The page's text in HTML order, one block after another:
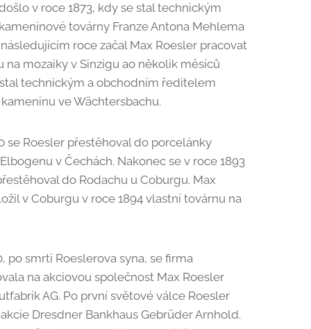
v roce 1873, kdy se stal technickým
továrny Franze Antona Mehlema
roce začal Max Roesler pracovat
na mozaiky v Sinzigu ao několik měsíců
technickým a obchodním ředitelem
ve Wächtersbachu.
se Roesler přestěhoval do porcelánky
v Čechách. Nakonec se v roce 1893
do Rodachu u Coburgu. Max
v Coburgu v roce 1894 vlastní továrnu na
po smrti Roeslerova syna, se firma
na akciovou společnost Max Roesler
AG. Po první světové válce Roesler
Dresdner Bankhaus Gebrüder Arnhold.